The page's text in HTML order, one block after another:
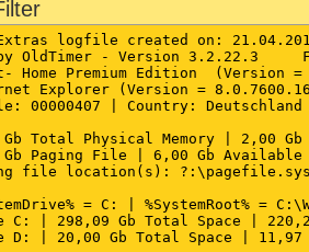
- C:\Program Files
- C:\Program Files
- C:\Program Files
Modules (SafeList)
- C:\Users\Golden
-
Win32 Services (SafeList)
- (dtpd) -- C:\Program
Extras logfile created on:
OldTimer - Version 3.2.22.3
Home Premium Edition  (Version
Explorer (Version =
00000407 | Country:
Total Physical Memory | 2,00
Gb Paging File | 6,00 Gb
file location(s):
= C: | %SystemRoot% =
C: | 298,09 Gb Total Space |
D: | 20,00 Gb Total Space | 11,97